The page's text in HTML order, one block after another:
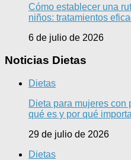
Cómo establecer una
niños: tratamientos
6 de julio de 2026
Noticias Dietas
Dietas
Dieta para mujeres con
qué es y por qué importa
29 de julio de 2026
Dietas